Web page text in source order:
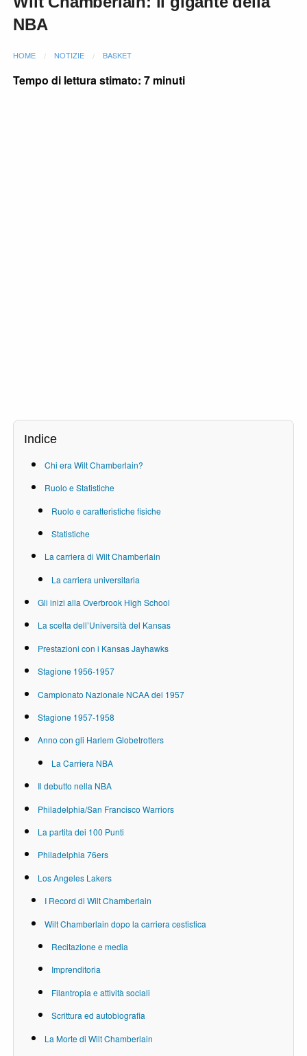
NBA
HOME NOTIZIE BASKET
Tempo di lettura stimato: 7 minuti
Indice
Chi era Wilt Chamberlain?
Ruolo e Statistiche
Ruolo e caratteristiche fisiche
Statistiche
La carriera di Wilt Chamberlain
La carriera universitaria
Gli inizi alla Overbrook High School
La scelta dell’Università del Kansas
Prestazioni con i Kansas Jayhawks
Stagione 1956-1957
Campionato Nazionale NCAA del 1957
Stagione 1957-1958
Anno con gli Harlem Globetrotters
La Carriera NBA
Il debutto nella NBA
Philadelphia/San Francisco Warriors
La partita dei 100 Punti
Philadelphia 76ers
Los Angeles Lakers
I Record di Wilt Chamberlain
Wilt Chamberlain dopo la carriera cestistica
Recitazione e media
Imprenditoria
Filantropia e attività sociali
Scrittura ed autobiografia
La Morte di Wilt Chamberlain